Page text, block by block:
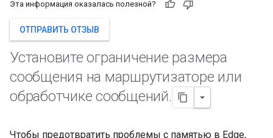
Эта информация оказалась полезной?
ОТПРАВИТЬ ОТЗЫВ
Установите ограничение размера
сообщения на маршрутизаторе или
обработчике сообщений.
Чтобы предотвратить проблемы с памятью в Edge,